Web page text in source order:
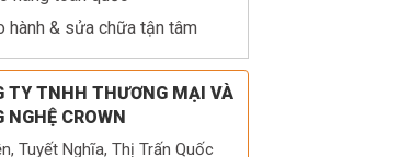
hành & sửa chữa tận tâm
TY TNHH THƯƠNG MẠI VÀ
NGHỆ CROWN
Tuyết Nghĩa, Thị Trấn Quốc